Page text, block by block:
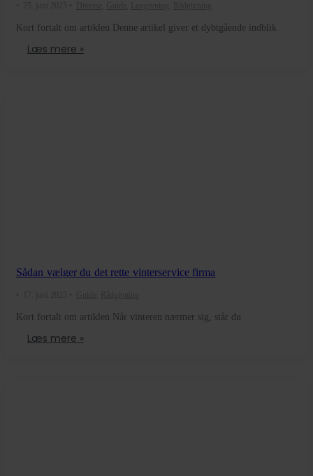
Kort fortalt om artiklen Denne artikel giver et dybtgående indblik
Læs mere »
Sådan vælger du det rette vinterservice firma
Kort fortalt om artiklen Når vinteren nærmer sig, står du
Læs mere »